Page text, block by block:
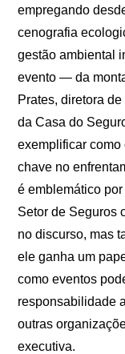
empregando
cenografia
gestão ambiental
evento — da
Prates, diretora
da Casa do
exemplificar como
chave no
é emblemático
Setor de Seguros
no discurso, mas
ele ganha um
como eventos
responsabilidade
outras
executiva.